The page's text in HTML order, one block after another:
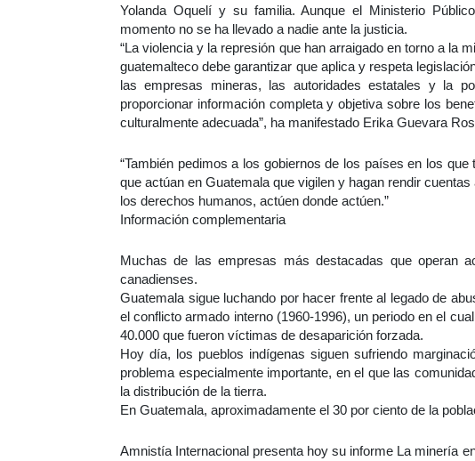
Yolanda Oquelí y su familia. Aunque el Ministerio
momento no se ha llevado a nadie ante la justicia.
“La violencia y la represión que han arraigado en torno a la
guatemalteco debe garantizar que aplica y respeta
las empresas mineras, las autoridades estatales y la
proporcionar información completa y objetiva sobre los
culturalmente adecuada”, ha manifestado Erika Guevara
“También pedimos a los gobiernos de los países en los
que actúan en Guatemala que vigilen y hagan rendir
los derechos humanos, actúen donde actúen.”
Información complementaria
Muchas de las empresas más destacadas que operan
canadienses.
Guatemala sigue luchando por hacer frente al legado de
el conflicto armado interno (1960-1996), un periodo en el
40.000 que fueron víctimas de desaparición forzada.
Hoy día, los pueblos indígenas siguen sufriendo
problema especialmente importante, en el que las
la distribución de la tierra.
En Guatemala, aproximadamente el 30 por ciento de la
Amnistía Internacional presenta hoy su informe La minería